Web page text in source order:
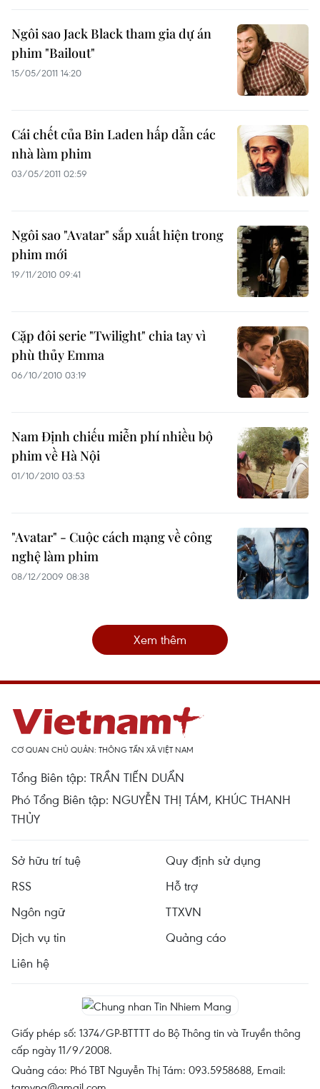
Ngôi sao Jack Black tham gia dự án
phim "Bailout"
15/05/2011 14:20
Cái chết của Bin Laden hấp dẫn các
nhà làm phim
03/05/2011 02:59
Ngôi sao "Avatar" sắp xuất hiện trong
phim mới
19/11/2010 09:41
Cặp đôi serie "Twilight" chia tay vì
phù thủy Emma
06/10/2010 03:19
Nam Định chiếu miễn phí nhiều bộ
phim về Hà Nội
01/10/2010 03:53
"Avatar" - Cuộc cách mạng về công
nghệ làm phim
08/12/2009 08:38
Xem thêm
CƠ QUAN CHỦ QUẢN: THÔNG TẤN XÃ VIỆT NAM
Tổng Biên tập: TRẦN TIẾN DUẨN
Phó Tổng Biên tập: NGUYỄN THỊ TÁM, KHÚC THANH
THỦY
Sở hữu trí tuệ
Quy định sử dụng
RSS
Hỗ trợ
Ngôn ngữ
TTXVN
Dịch vụ tin
Quảng cáo
Liên hệ
Giấy phép số: 1374/GP-BTTTT do Bộ Thông tin và Truyền thông
cấp ngày 11/9/2008.
Quảng cáo: Phó TBT Nguyễn Thị Tám: 093.5958688, Email: